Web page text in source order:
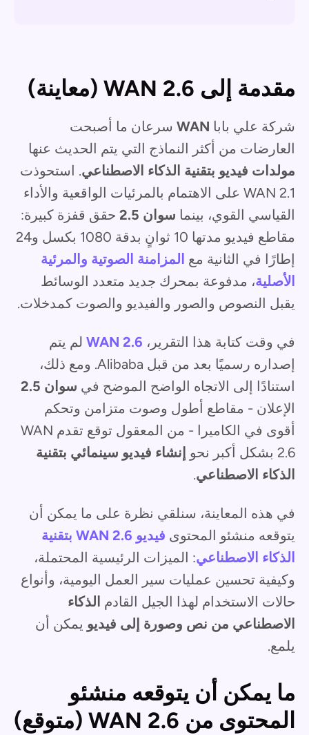
مقدمة إلى WAN 2.6 (معاينة)
شركة علي بابا WAN سرعان ما أصبحت
العارضات من أكثر النماذج التي يتم الحديث عنها
مولدات فيديو بتقنية الذكاء الاصطناعي. استحوذت
WAN 2.1 على الاهتمام بالمرئيات الواقعية والأداء
القياسي القوي، بينما سوان 2.5
حقق قفزة كبيرة:
مقاطع فيديو مدتها 10 ثوانٍ بدقة 1080 بكسل و24
إطارًا في الثانية مع المزامنة الصوتية والمرئية
الأصلية، مدفوعة بمحرك جديد متعدد الوسائط
يقبل النصوص والصور والفيديو والصوت كمدخلات.
في وقت كتابة هذا التقرير، WAN 2.6 لم يتم
إصداره رسميًا بعد من قبل Alibaba. ومع ذلك،
استنادًا إلى الاتجاه الواضح الموضح في سوان 2.5
الإعلان - مقاطع أطول وصوت متزامن وتحكم
أقوى في الكاميرا - من المعقول توقع تقدم WAN
2.6 بشكل أكبر نحو
إنشاء فيديو سينمائي بتقنية
الذكاء الاصطناعي.
في هذه المعاينة، سنلقي نظرة على ما يمكن أن
يتوقعه منشئو المحتوى
فيديو WAN 2.6 بتقنية
الذكاء الاصطناعي: الميزات الرئيسية المحتملة،
وكيفية تحسين عمليات سير العمل اليومية، وأنواع
حالات الاستخدام لهذا الجيل القادم الذكاء
الاصطناعي من نص وصورة إلى فيديو يمكن أن
يلمع.
ما يمكن أن يتوقعه منشئو
المحتوى من WAN 2.6 (متوقع)